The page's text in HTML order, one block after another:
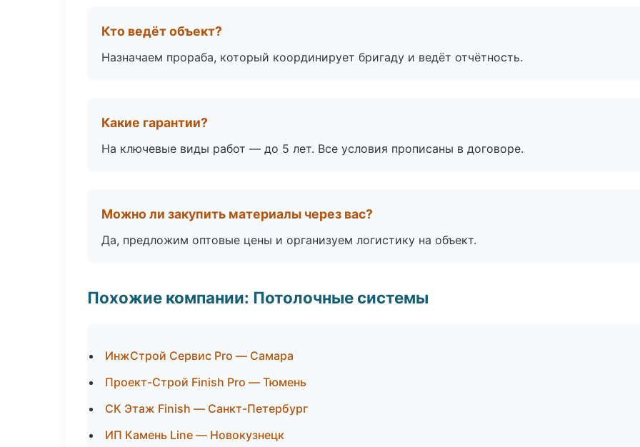
Кто ведёт объект?
Назначаем прораба, который координирует бригаду и ведёт отчётность.
Какие гарантии?
На ключевые виды работ — до 5 лет. Все условия прописаны в договоре.
Можно ли закупить материалы через вас?
Да, предложим оптовые цены и организуем логистику на объект.
Похожие компании: Потолочные системы
ИнжСтрой Сервис Pro — Самара
Проект-Строй Finish Pro — Тюмень
СК Этаж Finish — Санкт-Петербург
ИП Камень Line — Новокузнецк